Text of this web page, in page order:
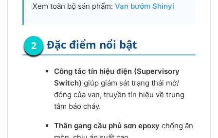
Xem toàn bộ sản phẩm: Van bướm Shinyi
Đặc điểm nổi bật
Công tắc tín hiệu điện (Supervisory
Switch) giúp giám sát trạng thái mở/
đóng của van, truyền tín hiệu về trung
tâm báo cháy.
Thân gang cầu phủ sơn epoxy chống ăn